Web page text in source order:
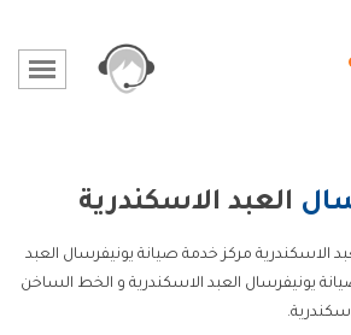
العبد الاسكندرية
الاسكندرية مركز خدمة صيانة يونيفرسال العبد
يونيفرسال العبد الاسكندرية و الخط الساخن